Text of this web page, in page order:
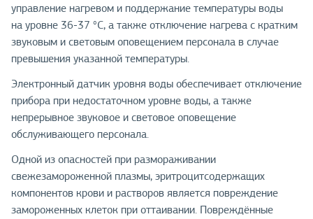
управление нагревом и поддержание температуры воды
на уровне 36-37 °С, а также отключение нагрева с кратким
звуковым и световым оповещением персонала в случае
превышения указанной температуры.
Электронный датчик уровня воды обеспечивает отключение
прибора при недостаточном уровне воды, а также
непрерывное звуковое и световое оповещение
обслуживающего персонала.
Одной из опасностей при размораживании
свежезамороженной плазмы, эритроцитсодержащих
компонентов крови и растворов является повреждение
замороженных клеток при оттаивании. Повреждённые